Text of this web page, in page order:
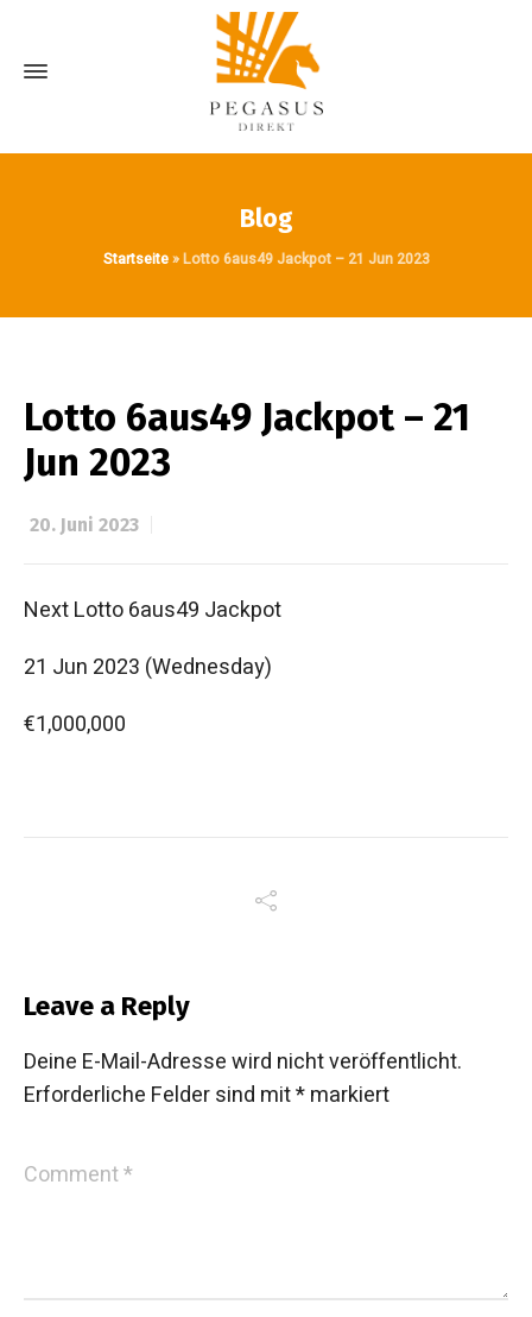
Blog
Startseite»Lotto 6aus49 Jackpot – 21 Jun 2023
Lotto 6aus49 Jackpot – 21
Jun 2023
20. Juni 2023
Next Lotto 6aus49 Jackpot
21 Jun 2023 (Wednesday)
€1,000,000
Leave a Reply
Deine E-Mail-Adresse wird nicht veröffentlicht.
Erforderliche Felder sind mit*markiert